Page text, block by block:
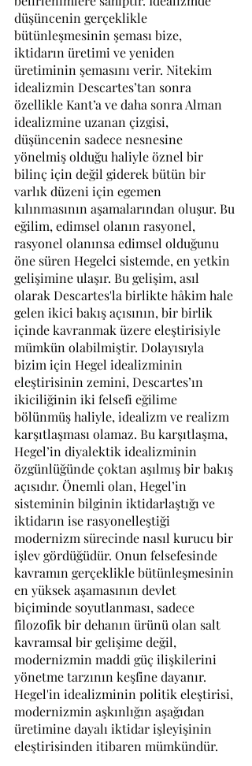
düşüncenin gerçeklikle
bütünleşmesinin şeması bize,
iktidarın üretimi ve yeniden
üretiminin şemasını verir. Nitekim
idealizmin Descartes’tan sonra
özellikle Kant’a ve daha sonra Alman
idealizmine uzanan çizgisi,
düşüncenin sadece nesnesine
yönelmiş olduğu haliyle öznel bir
bilinç için değil giderek bütün bir
varlık düzeni için egemen
kılınmasının aşamalarından oluşur. Bu
eğilim, edimsel olanın rasyonel,
rasyonel olanınsa edimsel olduğunu
öne süren Hegelci sistemde, en yetkin
gelişimine ulaşır. Bu gelişim, asıl
olarak Descartes'la birlikte hâkim hale
gelen ikici bakış açısının, bir birlik
içinde kavranmak üzere eleştirisiyle
mümkün olabilmiştir. Dolayısıyla
bizim için Hegel idealizminin
eleştirisinin zemini, Descartes’ın
ikiciliğinin iki felsefi eğilime
bölünmüş haliyle, idealizm ve realizm
karşıtlaşması olamaz. Bu karşıtlaşma,
Hegel’in diyalektik idealizminin
özgünlüğünde çoktan aşılmış bir bakış
açısıdır. Önemli olan, Hegel’in
sisteminin bilginin iktidarlaştığı ve
iktidarın ise rasyonelleştiği
modernizm sürecinde nasıl kurucu bir
işlev gördüğüdür. Onun felsefesinde
kavramın gerçeklikle bütünleşmesinin
en yüksek aşamasının devlet
biçiminde soyutlanması, sadece
filozofik bir dehanın ürünü olan salt
kavramsal bir gelişime değil,
modernizmin maddi güç ilişkilerini
yönetme tarzının keşfine dayanır.
Hegel'in idealizminin politik eleştirisi,
modernizmin aşkınlığın aşağıdan
üretimine dayalı iktidar işleyişinin
eleştirisinden itibaren mümkündür.